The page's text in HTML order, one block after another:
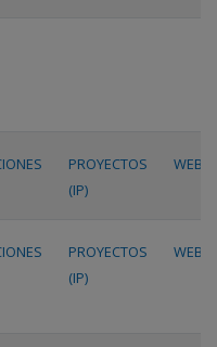
PROYECTOS
(IP)
WEB
PROYECTOS
(IP)
WEB